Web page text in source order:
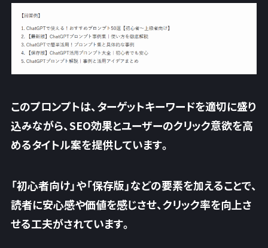
このプロンプトは、ターゲットキーワードを適切に盛り
込みながら、SEO効果とユーザーのクリック意欲を高
めるタイトル案を提供しています。
「初心者向け」や「保存版」などの要素を加えることで、
読者に安心感や価値を感じさせ、クリック率を向上さ
せる工夫がされています。